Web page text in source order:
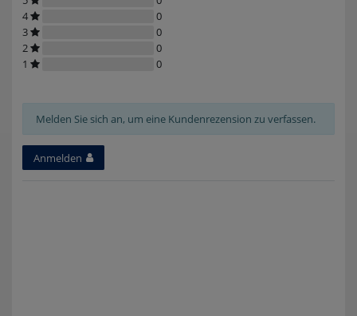
4
0
3
0
2
0
1
0
Melden Sie sich an, um eine Kundenrezension zu verfassen.
Anmelden